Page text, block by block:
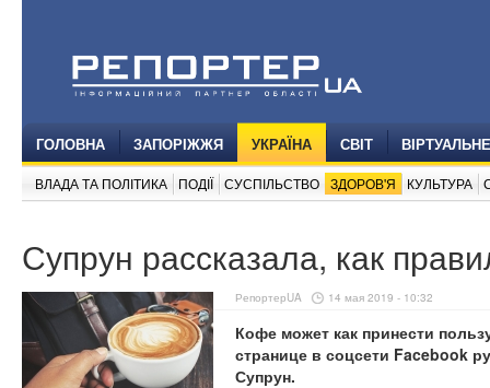
ГОЛОВНА ЗАПОРІЖЖЯ УКРАЇНА СВІТ
ВЛАДА ТА ПОЛІТИКА ПОДІЇ СУСПІЛЬСТВО ЗДОРОВ'Я КУЛЬТУРА
Супрун рассказала, как
РепортерUA 14 мая 2019 - 10:32
Кофе может как принести
странице в соцсети Facebook
Супрун.